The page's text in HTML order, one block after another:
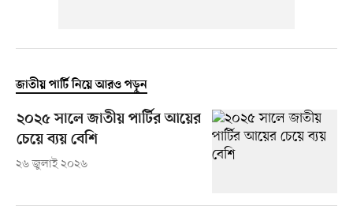
জাতীয় পার্টি নিয়ে আরও পড়ুন
২০২৫ সালে জাতীয় পার্টির আয়ের
চেয়ে ব্যয় বেশি
২৬ জুলাই ২০২৬